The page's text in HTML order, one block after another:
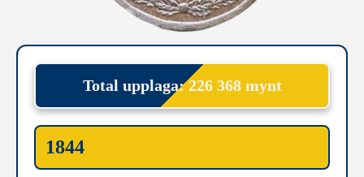
Total upplaga: 226 368 mynt
1844